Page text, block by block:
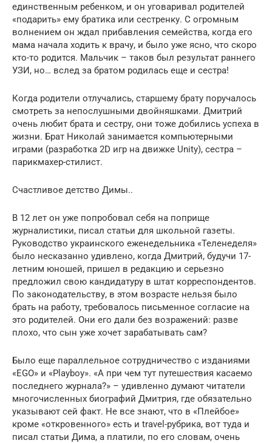
единственным ребенком, и он уговаривал родителей
«подарить» ему братика или сестренку. С огромным
волнением он ждал прибавления семейства, когда его
мама начала ходить к врачу, и было уже ясно, что скоро
кто-то родится. Мальчик – таков был результат раннего
УЗИ, но… вслед за братом родилась еще и сестра!
Когда родители отлучались, старшему брату поручалось
смотреть за непослушными двойняшками. Дмитрий
очень любит брата и сестру, они тоже добились успеха в
жизни. Брат Николай занимается компьютерными
играми (разработка 2D игр на движке Unity), сестра –
парикмахер-стилист.
Счастливое детство Димы..
В 12 лет он уже попробовал себя на поприще
журналистики, писал статьи для школьной газеты.
Руководство украинского еженедельника «Теленеделя»
было несказанно удивлено, когда Дмитрий, будучи 17-
летним юношей, пришел в редакцию и серьезно
предложил свою кандидатуру в штат корреспондентов.
По законодательству, в этом возрасте нельзя было
брать на работу, требовалось письменное согласие на
это родителей. Они его дали без возражений: разве
плохо, что сын уже хочет зарабатывать сам?
Было еще параллельное сотрудничество с изданиями
«EGO» и «Playboy». «А при чем тут путешествия касаемо
последнего журнала?» – удивленно думают читатели
многочисленных биографий Дмитрия, где обязательно
указывают сей факт. Не все знают, что в «Плейбое»
кроме «откровенного» есть и travel-рубрика, вот туда и
писал статьи Дима, а платили, по его словам, очень